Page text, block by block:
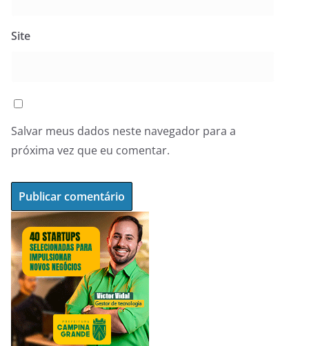
Site
Salvar meus dados neste navegador para a
próxima vez que eu comentar.